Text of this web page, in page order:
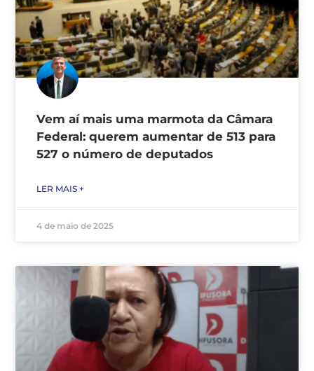
Vem aí mais uma marmota da Câmara
Federal: querem aumentar de 513 para
527 o número de deputados
LER MAIS +
4 de maio de 2025